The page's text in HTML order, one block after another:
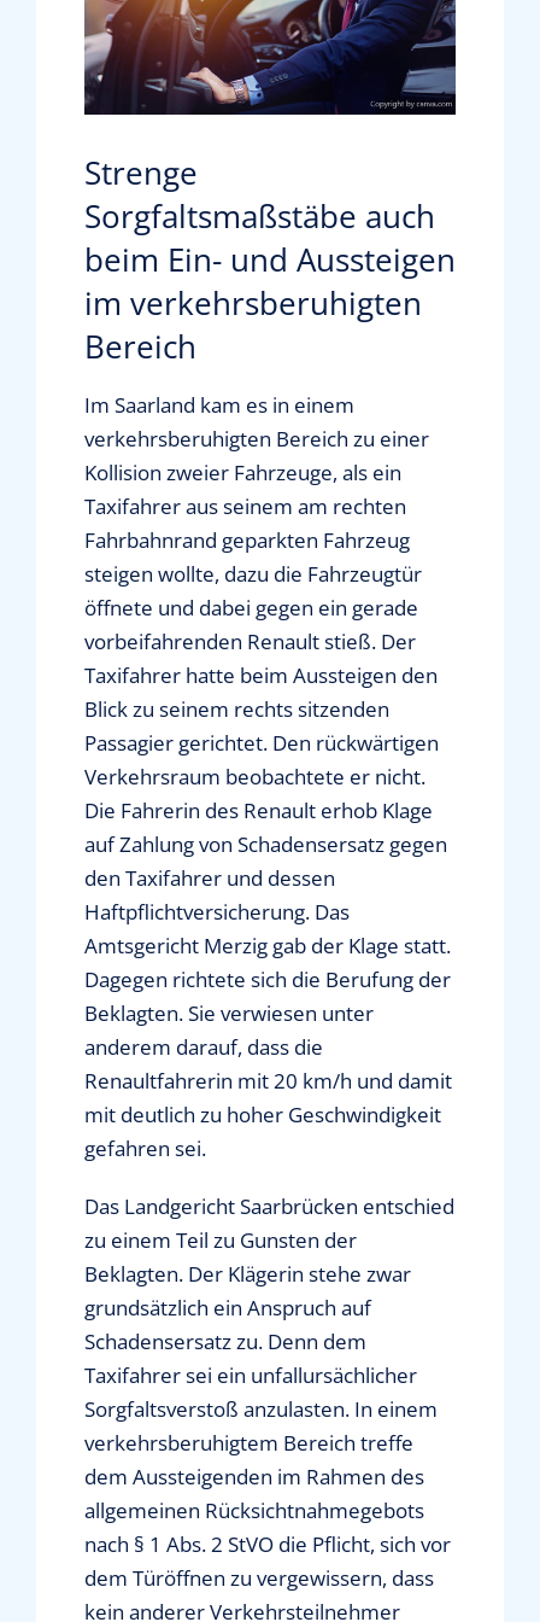
News & Presse
Mediathek
Über uns
Strenge
Sorgfaltsmaßstäbe auch
beim Ein- und Aussteigen
im verkehrsberuhigten
Bereich
Im Saarland kam es in einem
verkehrsberuhigten Bereich zu einer
Kollision zweier Fahrzeuge, als ein
Taxifahrer aus seinem am rechten
Fahrbahnrand geparkten Fahrzeug
steigen wollte, dazu die Fahrzeugtür
öffnete und dabei gegen ein gerade
vorbeifahrenden Renault stieß. Der
Taxifahrer hatte beim Aussteigen den
Blick zu seinem rechts sitzenden
Passagier gerichtet. Den rückwärtigen
Verkehrsraum beobachtete er nicht.
Die Fahrerin des Renault erhob Klage
auf Zahlung von Schadensersatz gegen
den Taxifahrer und dessen
Haftpflichtversicherung. Das
Amtsgericht Merzig gab der Klage statt.
Dagegen richtete sich die Berufung der
Beklagten. Sie verwiesen unter
anderem darauf, dass die
Renaultfahrerin mit 20 km/h und damit
mit deutlich zu hoher Geschwindigkeit
gefahren sei.
Das Landgericht Saarbrücken entschied
zu einem Teil zu Gunsten der
Beklagten. Der Klägerin stehe zwar
grundsätzlich ein Anspruch auf
Schadensersatz zu. Denn dem
Taxifahrer sei ein unfallursächlicher
Sorgfaltsverstoß anzulasten. In einem
verkehrsberuhigtem Bereich treffe
dem Aussteigenden im Rahmen des
allgemeinen Rücksichtnahmegebots
nach § 1 Abs. 2 StVO die Pflicht, sich vor
dem Türöffnen zu vergewissern, dass
kein anderer Verkehrsteilnehmer